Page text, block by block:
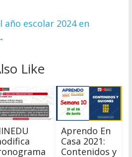
año escolar 2024 en
Like
Aprendo En
Casa 2021:
Contenidos y